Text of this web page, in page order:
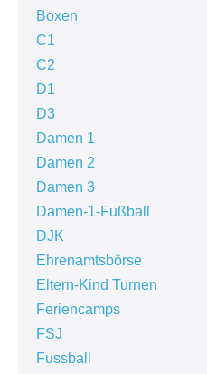
Boxen
C1
C2
D1
D3
Damen 1
Damen 2
Damen 3
Damen-1-Fußball
DJK
Ehrenamtsbörse
Eltern-Kind Turnen
Feriencamps
FSJ
Fussball